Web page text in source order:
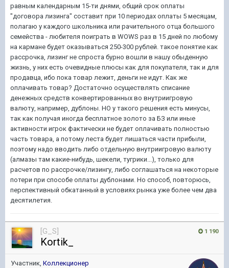
равным календарным 15-ти днями, общий срок оплаты
"договора лизинга" составит при 10 периодах оплаты 5 месяцам,
полагаю у каждого школьника или рачительного отца большого
семейства - любителя поиграть в WOWS раз в 15 дней по любому
на кармане будет оказываться 250-300 рублей. такое понятие как
рассрочка, лизинг не спроста бурно вошли в нашу обыденную
жизнь, у них есть очевидные плюсы как для покупателя, так и для
продавца, ибо пока товар лежит, деньги не идут. Как же
оплачивать товар? Достаточно осуществлять списание
денежных средств конвертированных во внутриигровую
валюту, например, дублоны. НО у такого решения есть минусы,
так как получая иногда бесплатное золото за БЗ или иные
активности игрок фактически не будет оплачивать полностью
часть товара, а потому леста будет лишаться части прибыли,
поэтому надо вводить либо отдельную внутриигровую валюту
(алмазы там какие-нибудь, шекели, тугрики...), только для
расчетов по рассрочке/лизингу, либо соглашаться на некоторые
потери при способе оплаты дублонами. Но способ, повторюсь,
перспективный обкатанный в условиях рынка уже более чем два
десятилетия.
1 190
[G_S]
Kortik_
Участник, Коллекционер